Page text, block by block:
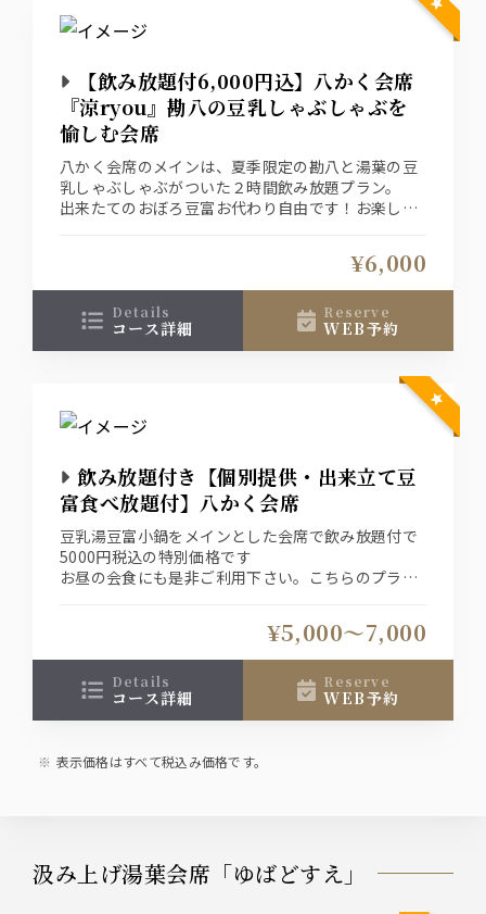
【飲み放題付6,000円込】八かく会席
『涼ryou』勘八の豆乳しゃぶしゃぶを
愉しむ会席
八かく会席のメインは、夏季限定の勘八と湯葉の豆
乳しゃぶしゃぶがついた２時間飲み放題プラン。
出来たてのおぼろ豆富お代わり自由です！お楽しみ
¥6,000
details
コース詳細
reserve
WEB予約
飲み放題付き【個別提供・出来立て豆
富食べ放題付】八かく会席
豆乳湯豆富小鍋をメインとした会席で飲み放題付で
5000円税込の特別価格です
お昼の会食にも是非ご利用下さい。こちらのプラン
～17時のクローズしております¥5,000〜7,000
details
コース詳細
reserve
WEB予約
表示価格はすべて税込み価格です。
汲み上げ湯葉会席「ゆばどすえ」